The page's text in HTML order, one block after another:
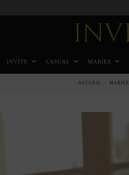
INVITE CASUAL MARIEE
ACCUEIL MARIÉE